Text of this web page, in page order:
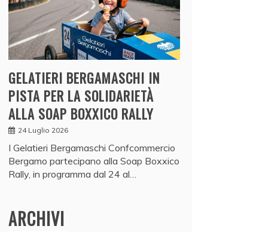
GELATIERI BERGAMASCHI IN
PISTA PER LA SOLIDARIETÀ
ALLA SOAP BOXXICO RALLY
24 Luglio 2026
I Gelatieri Bergamaschi Confcommercio
Bergamo partecipano alla Soap Boxxico
Rally, in programma dal 24 al…
ARCHIVI